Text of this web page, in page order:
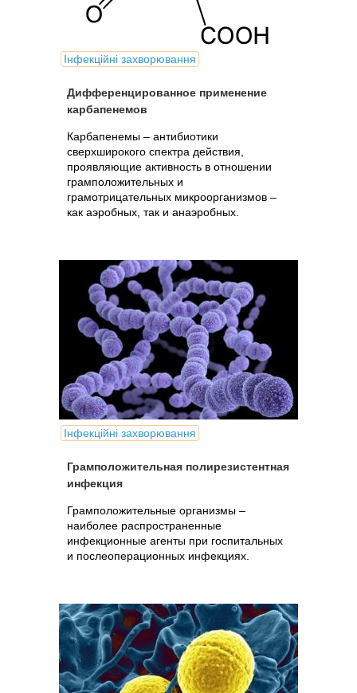
Інфекційні захворювання
Дифференцированное применение
карбапенемов
Карбапенемы – антибиотики
сверхширокого спектра действия,
проявляющие активность в отношении
грамположительных и
грамотрицательных микроорганизмов –
как аэробных, так и анаэробных.
Інфекційні захворювання
Грамположительная полирезистентная
инфекция
Грамположительные организмы –
наиболее распространенные
инфекционные агенты при госпитальных
и послеоперационных инфекциях.